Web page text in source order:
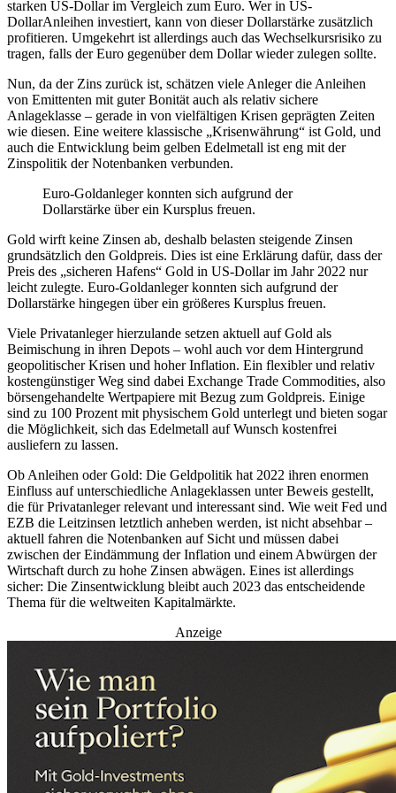
starken US-Dollar im Vergleich zum Euro. Wer in US-
DollarAnleihen investiert, kann von dieser Dollarstärke zusätzlich
profitieren. Umgekehrt ist allerdings auch das Wechselkursrisiko zu
tragen, falls der Euro gegenüber dem Dollar wieder zulegen sollte.
Nun, da der Zins zurück ist, schätzen viele Anleger die Anleihen
von Emittenten mit guter Bonität auch als relativ sichere
Anlageklasse – gerade in von vielfältigen Krisen geprägten Zeiten
wie diesen. Eine weitere klassische „Krisenwährung“ ist Gold, und
auch die Entwicklung beim gelben Edelmetall ist eng mit der
Zinspolitik der Notenbanken verbunden.
Euro-Goldanleger konnten sich aufgrund der
Dollarstärke über ein Kursplus freuen.
Gold wirft keine Zinsen ab, deshalb belasten steigende Zinsen
grundsätzlich den Goldpreis. Dies ist eine Erklärung dafür, dass der
Preis des „sicheren Hafens“ Gold in US-Dollar im Jahr 2022 nur
leicht zulegte. Euro-Goldanleger konnten sich aufgrund der
Dollarstärke hingegen über ein größeres Kursplus freuen.
Viele Privatanleger hierzulande setzen aktuell auf Gold als
Beimischung in ihren Depots – wohl auch vor dem Hintergrund
geopolitischer Krisen und hoher Inflation. Ein flexibler und relativ
kostengünstiger Weg sind dabei Exchange Trade Commodities, also
börsengehandelte Wertpapiere mit Bezug zum Goldpreis. Einige
sind zu 100 Prozent mit physischem Gold unterlegt und bieten sogar
die Möglichkeit, sich das Edelmetall auf Wunsch kostenfrei
ausliefern zu lassen.
Ob Anleihen oder Gold: Die Geldpolitik hat 2022 ihren enormen
Einfluss auf unterschiedliche Anlageklassen unter Beweis gestellt,
die für Privatanleger relevant und interessant sind. Wie weit Fed und
EZB die Leitzinsen letztlich anheben werden, ist nicht absehbar –
aktuell fahren die Notenbanken auf Sicht und müssen dabei
zwischen der Eindämmung der Inflation und einem Abwürgen der
Wirtschaft durch zu hohe Zinsen abwägen. Eines ist allerdings
sicher: Die Zinsentwicklung bleibt auch 2023 das entscheidende
Thema für die weltweiten Kapitalmärkte.
Anzeige